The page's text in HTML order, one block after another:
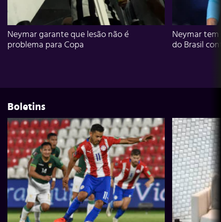
Neymar garante que lesão não é
problema para Copa
Neymar
do Brasil
Boletins